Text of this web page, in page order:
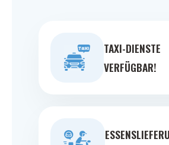
TAXI-DIENSTE
VERFÜGBAR!